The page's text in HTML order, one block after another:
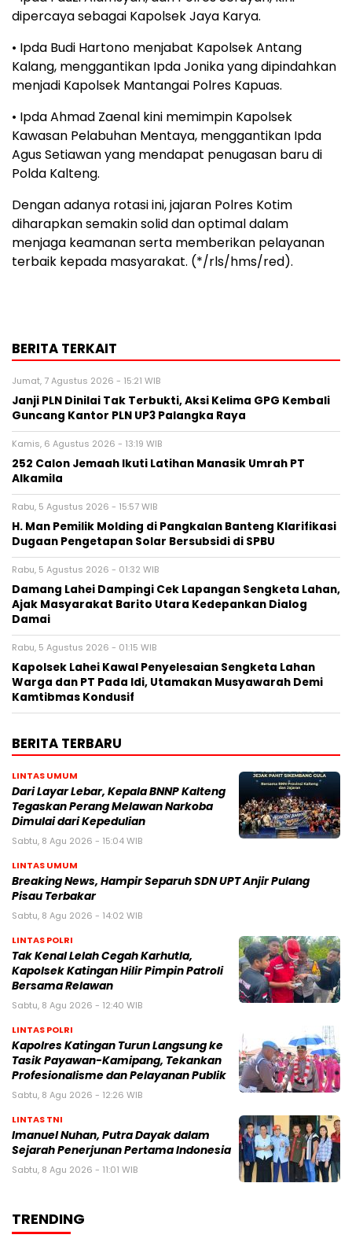
dipercaya sebagai Kapolsek Jaya Karya.
• Ipda Budi Hartono menjabat Kapolsek Antang
Kalang, menggantikan Ipda Jonika yang dipindahkan
menjadi Kapolsek Mantangai Polres Kapuas.
• Ipda Ahmad Zaenal kini memimpin Kapolsek
Kawasan Pelabuhan Mentaya, menggantikan Ipda
Agus Setiawan yang mendapat penugasan baru di
Polda Kalteng.
Dengan adanya rotasi ini, jajaran Polres Kotim
diharapkan semakin solid dan optimal dalam
menjaga keamanan serta memberikan pelayanan
terbaik kepada masyarakat. (*/rls/hms/red).
BERITA TERKAIT
Jumat, 7 Agustus 2026 - 15:21 WIB
Janji PLN Dinilai Tak Terbukti, Aksi Kelima GPG Kembali
Guncang Kantor PLN UP3 Palangka Raya
Kamis, 6 Agustus 2026 - 13:19 WIB
252 Calon Jemaah Ikuti Latihan Manasik Umrah PT
Alkamila
Rabu, 5 Agustus 2026 - 15:57 WIB
H. Man Pemilik Molding di Pangkalan Banteng Klarifikasi
Dugaan Pengetapan Solar Bersubsidi di SPBU
Rabu, 5 Agustus 2026 - 01:32 WIB
Damang Lahei Dampingi Cek Lapangan Sengketa Lahan,
Ajak Masyarakat Barito Utara Kedepankan Dialog
Damai
Rabu, 5 Agustus 2026 - 01:15 WIB
Kapolsek Lahei Kawal Penyelesaian Sengketa Lahan
Warga dan PT Pada Idi, Utamakan Musyawarah Demi
Kamtibmas Kondusif
BERITA TERBARU
LINTAS UMUM
Dari Layar Lebar, Kepala BNNP Kalteng
Tegaskan Perang Melawan Narkoba
Dimulai dari Kepedulian
Sabtu, 8 Agu 2026 - 15:04 WIB
LINTAS UMUM
Breaking News, Hampir Separuh SDN UPT Anjir Pulang
Pisau Terbakar
Sabtu, 8 Agu 2026 - 14:02 WIB
LINTAS POLRI
Tak Kenal Lelah Cegah Karhutla,
Kapolsek Katingan Hilir Pimpin Patroli
Bersama Relawan
Sabtu, 8 Agu 2026 - 12:40 WIB
LINTAS POLRI
Kapolres Katingan Turun Langsung ke
Tasik Payawan-Kamipang, Tekankan
Profesionalisme dan Pelayanan Publik
Sabtu, 8 Agu 2026 - 12:26 WIB
LINTAS TNI
Imanuel Nuhan, Putra Dayak dalam
Sejarah Penerjunan Pertama Indonesia
Sabtu, 8 Agu 2026 - 11:01 WIB
TRENDING